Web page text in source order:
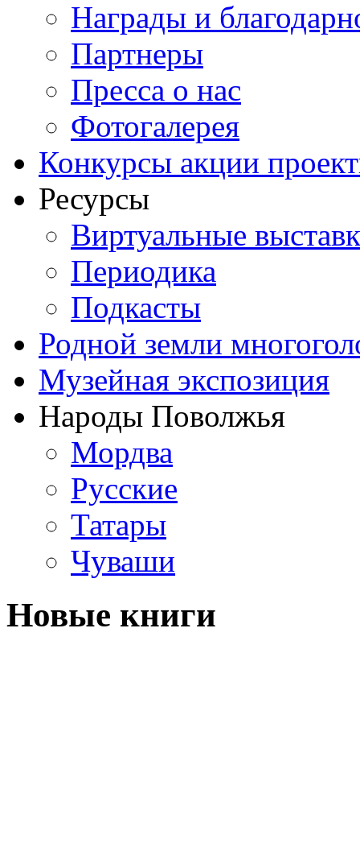
Награды и
Партнеры
Пресса о нас
Фотогалерея
Конкурсы акции
Ресурсы
Виртуальные
Периодика
Подкасты
Родной земли
Музейная экспозиция
Народы Поволжья
Мордва
Русские
Татары
Чуваши
Новые книги